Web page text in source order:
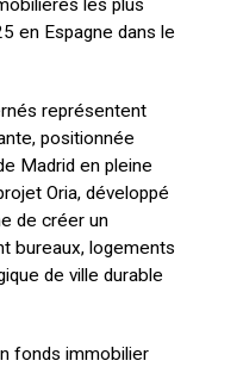
les plus
en Espagne dans le
représentent
positionnée
Madrid en pleine
Oria, développé
de créer un
bureaux, logements
de ville durable
fonds immobilier